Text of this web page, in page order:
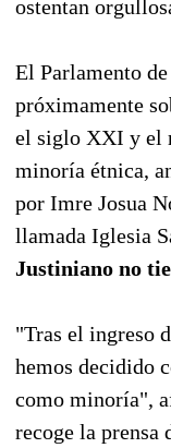
ostentan
El Parlamento
próximamente
el siglo XXI y el
minoría étnica,
por Imre Josua
llamada Iglesia
Justiniano no
"Tras el ingreso
hemos decidido
como minoría",
recoge la prensa